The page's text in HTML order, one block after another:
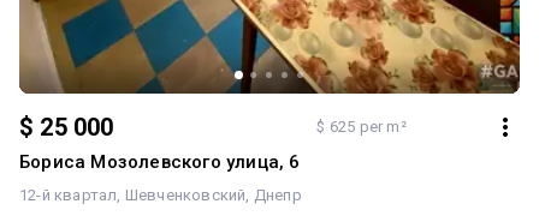
$ 25 000 $ 625 per m²
Бориса Мозолевского улица, 6
12-й квартал Шевченковский Днепр